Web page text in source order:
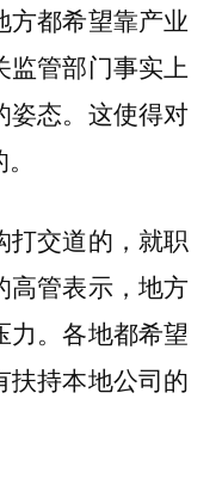
方都希望靠产业
监管部门事实上
姿态。这使得对
打交道的，就职
高管表示，地方
力。各地都希望
扶持本地公司的